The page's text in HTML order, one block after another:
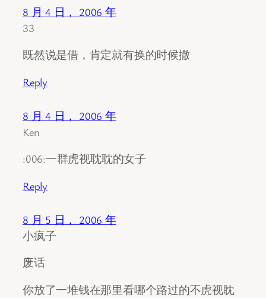
8 月 4 日， 2006 年
33
既然说是借，肯定就有换的时候撒
Reply
8 月 4 日， 2006 年
Ken
:006:一群虎视耽耽的女子
Reply
8 月 5 日， 2006 年
小疯子
废话
你放了一堆钱在那里看哪个路过的不虎视眈